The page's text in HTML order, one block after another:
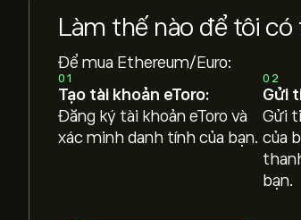
Làm thế nào để tôi có
Để mua Ethereum/Euro:
01
Tạo tài khoản eToro:
Đăng ký tài khoản eToro và
xác minh danh tính của bạn.
02
Gửi
Gửi
của
bạn.